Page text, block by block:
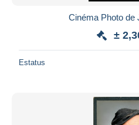
Deseleccionar todo
Cinéma Photo de
±
Estatus